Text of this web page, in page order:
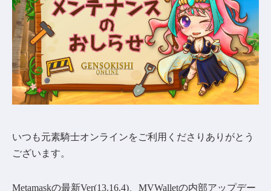
いつも元素騎士オンラインをご利用くださりありがとう
ございます。
Metamaskの最新Ver(13.16.4)、MVWalletの内部アップデー